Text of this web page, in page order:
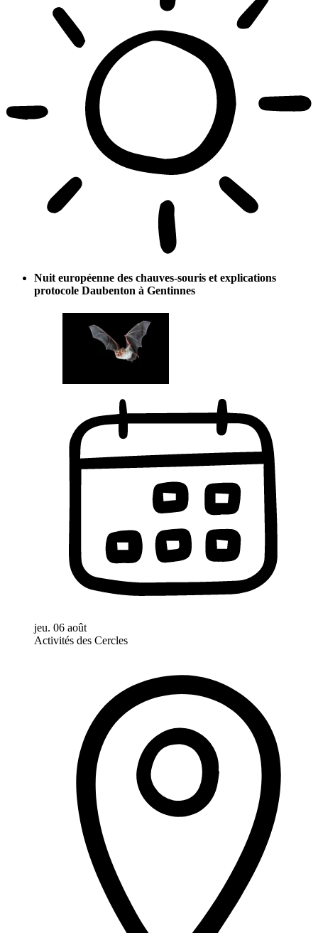
Nuit européenne des chauves-souris et explications
protocole Daubenton à Gentinnes
jeu. 06 août
Activités des Cercles